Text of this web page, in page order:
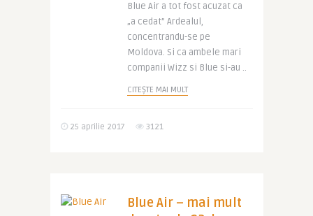
Blue Air a tot fost acuzat ca
„a cedat” Ardealul,
concentrandu-se pe
Moldova. Si ca ambele mari
companii Wizz si Blue si-au ..
CITEȘTE MAI MULT
25 aprilie 2017 3121
Blue Air – mai mult